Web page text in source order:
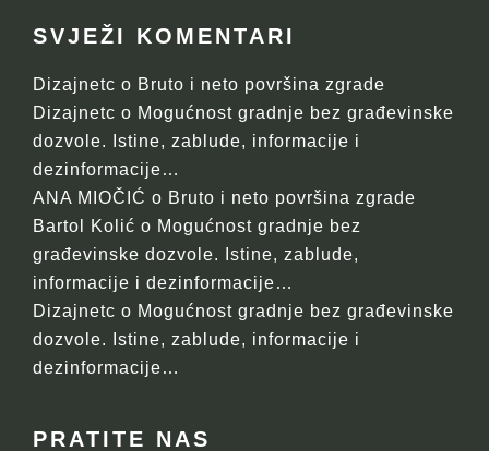
SVJEŽI KOMENTARI
Dizajnetc o Bruto i neto površina zgrade
Dizajnetc o Mogućnost gradnje bez građevinske
dozvole. Istine, zablude, informacije i
dezinformacije…
ANA MIOČIĆ o Bruto i neto površina zgrade
Bartol Kolić o Mogućnost gradnje bez
građevinske dozvole. Istine, zablude,
informacije i dezinformacije…
Dizajnetc o Mogućnost gradnje bez građevinske
dozvole. Istine, zablude, informacije i
dezinformacije…
PRATITE NAS